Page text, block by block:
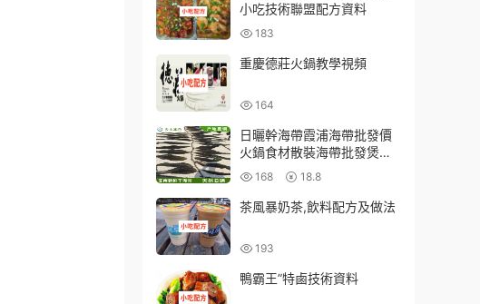
小吃技術聯盟配方資料
183
重慶德莊火鍋教學視頻
164
日曬幹海帶霞浦海帶批發價
火鍋食材散裝海帶批發煲湯
無沙新貨海帶
168 18.8
茶風暴奶茶,飲料配方及做法
193
鴨霸王”特鹵技術資料